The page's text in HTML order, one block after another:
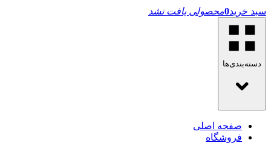
سبد خرید0محصولی یافت نشد
دسته‌بندی‌ها
صفحه اصلی
فروشگاه